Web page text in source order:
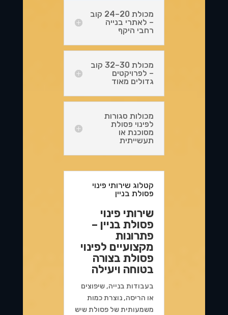
מכולת 20–24 קוב
– לאתרי בנייה
רחבי היקף
מכולת 30–32 קוב
– לפרויקטים
גדולים מאוד
מכולות סגורות
לפינוי פסולת
מסוכנת או
תעשייתית
קטלוג שירותי פינוי
פסולת בניין
שירותי פינוי
פסולת בניין –
פתרונות
מקצועיים לפינוי
פסולת בצורה
בטוחה ויעילה
בעבודות בנייה, שיפוצים
או הריסה, נוצרת כמות
משמעותית של פסולת שיש